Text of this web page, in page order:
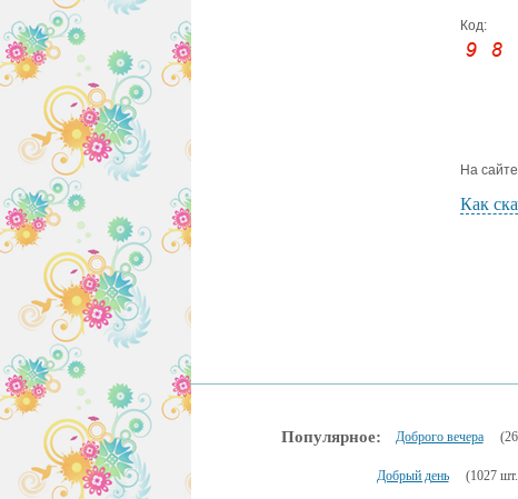
Код:
На
Как
Популярное: Доброго вечера
Добрый день (1027